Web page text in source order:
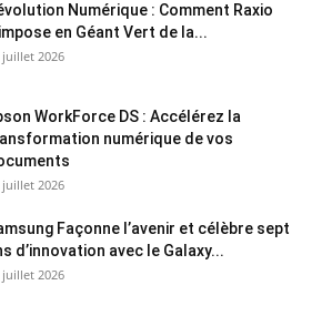
Numérique : Comment Raxio
en Géant Vert de la...
juillet 2026
WorkForce DS : Accélérez la
numérique de vos
juillet 2026
Façonne l’avenir et célèbre sept
d’innovation avec le Galaxy...
juillet 2026